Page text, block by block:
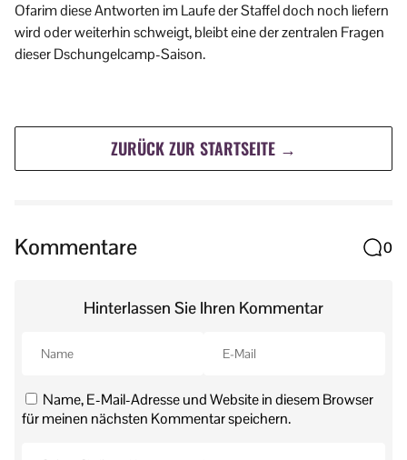
Ofarim diese Antworten im Laufe der Staffel doch noch liefern
wird oder weiterhin schweigt, bleibt eine der zentralen Fragen
dieser Dschungelcamp-Saison.
ZURÜCK ZUR STARTSEITE →
Kommentare 0
Hinterlassen Sie Ihren Kommentar
Name, E-Mail-Adresse und Website in diesem Browser
für meinen nächsten Kommentar speichern.